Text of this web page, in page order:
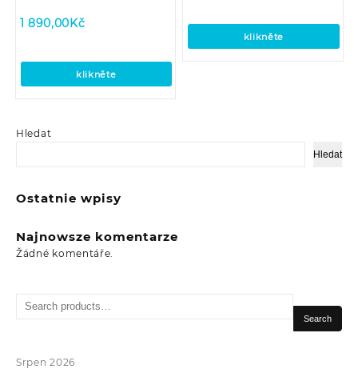
Hledat
Hledat
Ostatnie wpisy
Najnowsze komentarze
Žádné komentáře.
1 890,00Kč
klikněte
klikněte
Search
Search
Srpen 2026